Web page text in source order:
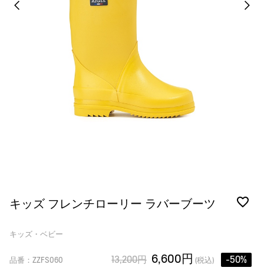
キッズ フレンチローリー ラバーブーツ
キッズ・ベビー
品番：ZZFS060 13,200円 6,600円 (税込) -50%